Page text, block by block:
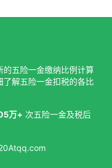
五险一金缴纳比例计算
解五险一金扣税的各比
万+ 次五险一金及税后